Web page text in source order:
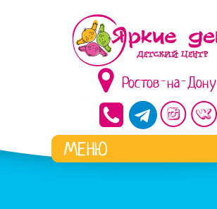
Ростов-на-Дону